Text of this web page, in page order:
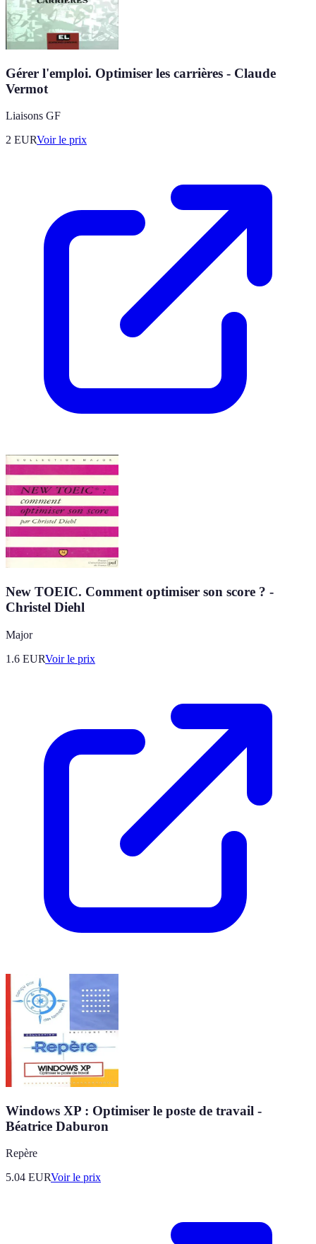
Gérer l'emploi. Optimiser les carrières - Claude
Vermot
Liaisons GF
2 EURVoir le prix
New TOEIC. Comment optimiser son score ? -
Christel Diehl
Major
1.6 EURVoir le prix
Windows XP : Optimiser le poste de travail -
Béatrice Daburon
Repère
5.04 EURVoir le prix